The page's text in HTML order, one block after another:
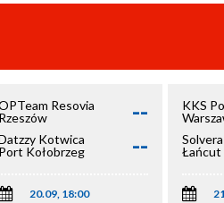
Resovia
Rzeszów
--
Kotwica
Port Kołobrzeg
--
20.09, 18:00
KKS
Łańcut